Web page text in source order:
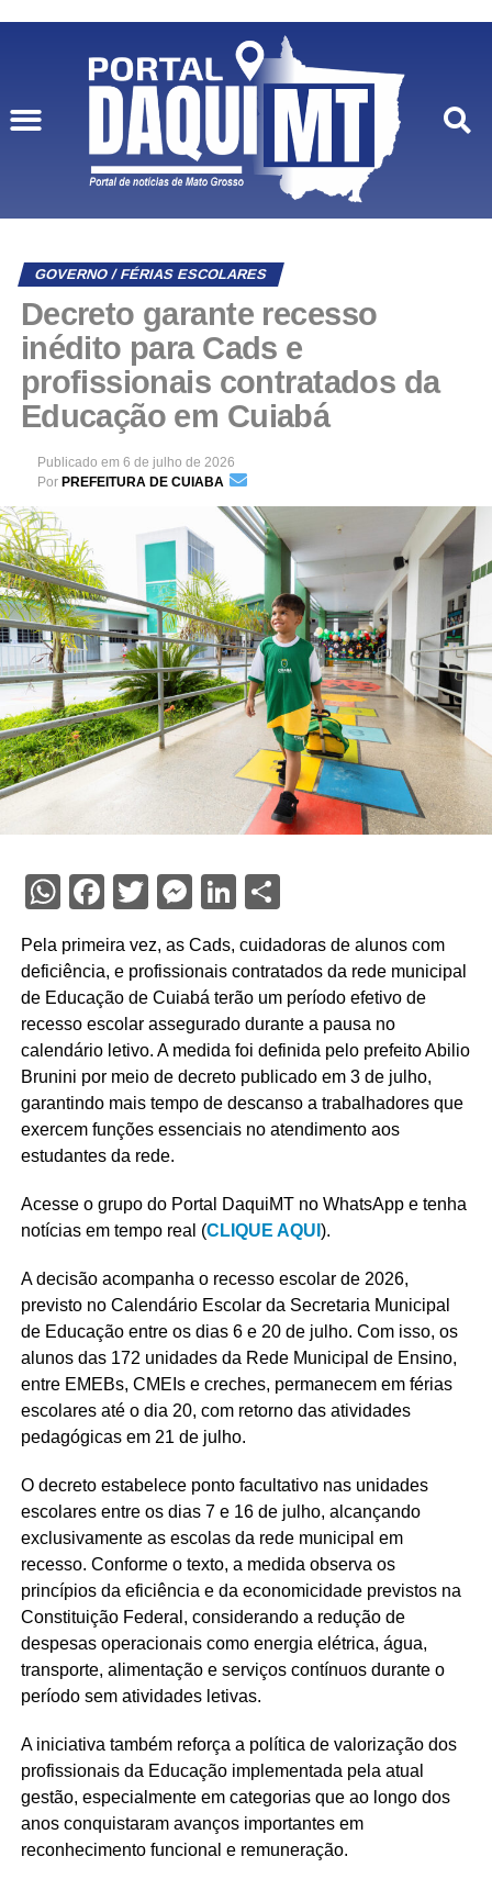
GOVERNO / FÉRIAS ESCOLARES
Decreto garante recesso
inédito para Cads e
profissionais contratados da
Educação em Cuiabá
Publicado em 6 de julho de 2026
Por PREFEITURA DE CUIABA
WhatsApp
Facebook
Twitter
Messenger
LinkedIn
Share
Pela primeira vez, as Cads, cuidadoras de alunos com
deficiência, e profissionais contratados da rede municipal
de Educação de Cuiabá terão um período efetivo de
recesso escolar assegurado durante a pausa no
calendário letivo. A medida foi definida pelo prefeito Abilio
Brunini por meio de decreto publicado em 3 de julho,
garantindo mais tempo de descanso a trabalhadores que
exercem funções essenciais no atendimento aos
estudantes da rede.
Acesse o grupo do Portal DaquiMT no WhatsApp e tenha
notícias em tempo real (CLIQUE AQUI ).
A decisão acompanha o recesso escolar de 2026,
previsto no Calendário Escolar da Secretaria Municipal
de Educação entre os dias 6 e 20 de julho. Com isso, os
alunos das 172 unidades da Rede Municipal de Ensino,
entre EMEBs, CMEIs e creches, permanecem em férias
escolares até o dia 20, com retorno das atividades
pedagógicas em 21 de julho.
O decreto estabelece ponto facultativo nas unidades
escolares entre os dias 7 e 16 de julho, alcançando
exclusivamente as escolas da rede municipal em
recesso. Conforme o texto, a medida observa os
princípios da eficiência e da economicidade previstos na
Constituição Federal, considerando a redução de
despesas operacionais como energia elétrica, água,
transporte, alimentação e serviços contínuos durante o
período sem atividades letivas.
A iniciativa também reforça a política de valorização dos
profissionais da Educação implementada pela atual
gestão, especialmente em categorias que ao longo dos
anos conquistaram avanços importantes em
reconhecimento funcional e remuneração.